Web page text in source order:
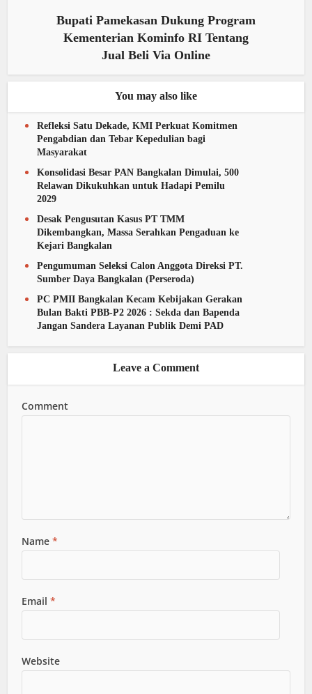
Bupati Pamekasan Dukung Program
Kementerian Kominfo RI Tentang
Jual Beli Via Online
You may also like
Refleksi Satu Dekade, KMI Perkuat Komitmen
Pengabdian dan Tebar Kepedulian bagi
Masyarakat
Konsolidasi Besar PAN Bangkalan Dimulai, 500
Relawan Dikukuhkan untuk Hadapi Pemilu
2029
Desak Pengusutan Kasus PT TMM
Dikembangkan, Massa Serahkan Pengaduan ke
Kejari Bangkalan
Pengumuman Seleksi Calon Anggota Direksi PT.
Sumber Daya Bangkalan (Perseroda)
PC PMII Bangkalan Kecam Kebijakan Gerakan
Bulan Bakti PBB-P2 2026 : Sekda dan Bapenda
Jangan Sandera Layanan Publik Demi PAD
Leave a Comment
Comment
Name*
Email*
Website